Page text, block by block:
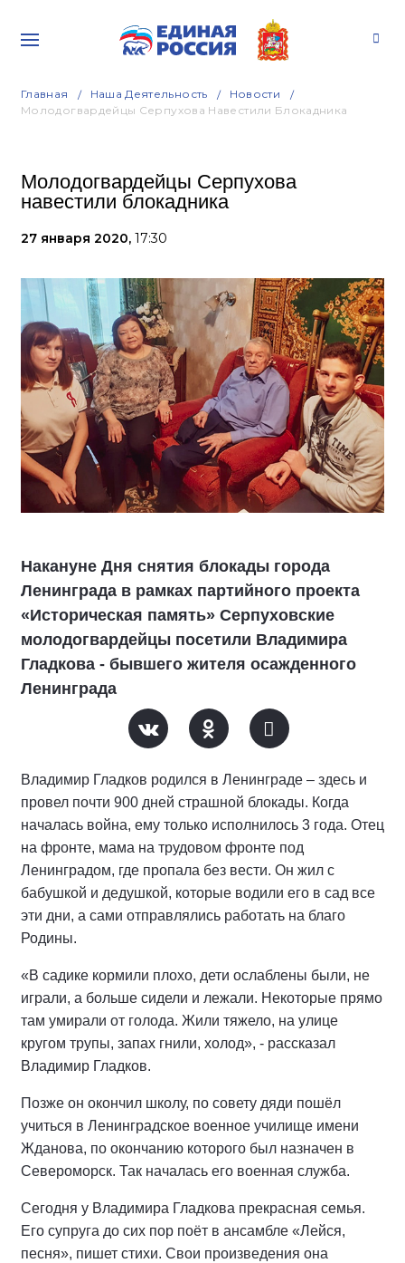
Главная Наша Деятельность
Новости
Молодогвардейцы Серпухова Навестили Блокадника
Молодогвардейцы Серпухова
навестили блокадника
27 января 2020, 17:30
Накануне Дня снятия блокады города
Ленинграда в рамках партийного проекта
«Историческая память» Серпуховские
молодогвардейцы посетили Владимира
Гладкова - бывшего жителя осажденного
Ленинграда
Владимир Гладков родился в Ленинграде – здесь и
провел почти 900 дней страшной блокады. Когда
началась война, ему только исполнилось 3 года. Отец
на фронте, мама на трудовом фронте под
Ленинградом, где пропала без вести. Он жил с
бабушкой и дедушкой, которые водили его в сад все
эти дни, а сами отправлялись работать на благо
Родины.
«В садике кормили плохо, дети ослаблены были, не
играли, а больше сидели и лежали. Некоторые прямо
там умирали от голода. Жили тяжело, на улице
кругом трупы, запах гнили, холод», - рассказал
Владимир Гладков.
Позже он окончил школу, по совету дяди пошёл
учиться в Ленинградское военное училище имени
Жданова, по окончанию которого был назначен в
Североморск. Так началась его военная служба.
Сегодня у Владимира Гладкова прекрасная семья.
Его супруга до сих пор поёт в ансамбле «Лейся,
песня», пишет стихи. Свои произведения она